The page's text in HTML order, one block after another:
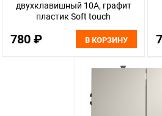
двухклавишный 10А, графит
пластик Soft touch
780 ₽ В КОРЗИНУ